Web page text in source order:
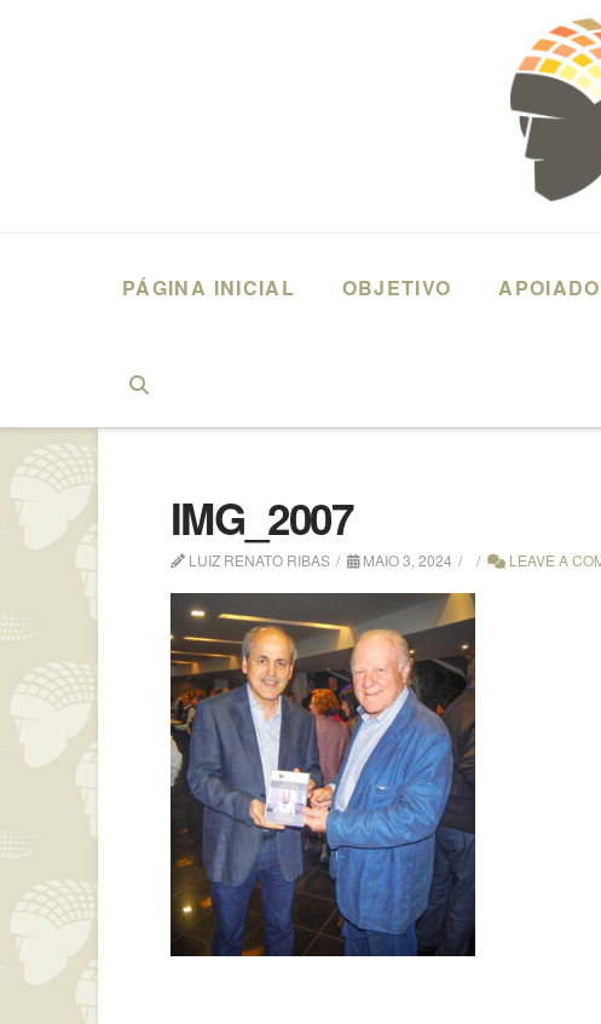
PÁGINA INICIAL OBJETIVO
IMG_2007
LUIZ RENATO RIBAS MAIO 3, 2024 LEAVE A